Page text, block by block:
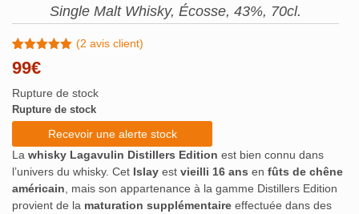
Single Malt Whisky, Écosse, 43%, 70cl.
Noté
sur 5
2
notations
client
(2 avis client)
99€
Rupture de stock
Rupture de stock
Recevoir une alerte stock
La whisky Lagavulin Distillers Edition est bien connu dans
l’univers du whisky. Cet Islay est vieilli 16 ans en fûts de chêne
américain , mais son appartenance à la gamme Distillers Edition
provient de la maturation supplémentaire effectuée dans des